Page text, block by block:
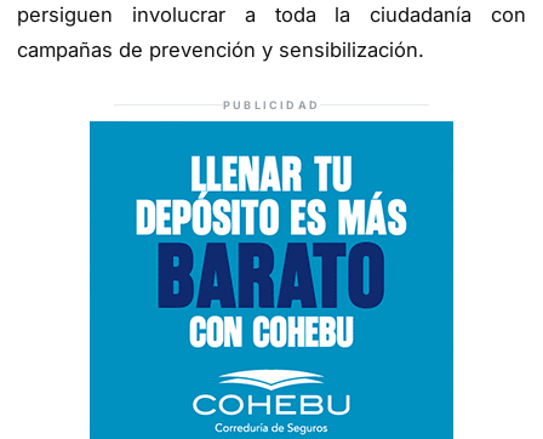
persiguen involucrar a toda la ciudadanía con
campañas de prevención y sensibilización.
PUBLICIDAD